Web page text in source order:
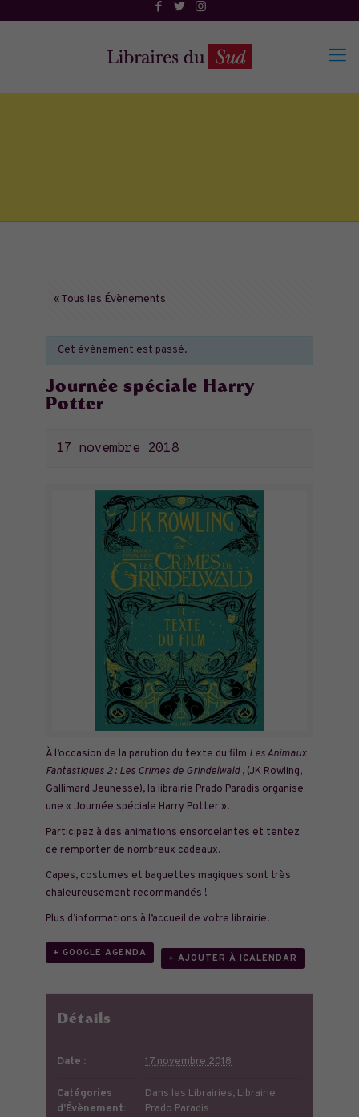
« Tous les Évènements
Cet évènement est passé.
Journée spéciale Harry
Potter
17 novembre 2018
À l’occasion de la parution du texte du film Les Animaux
Fantastiques 2 : Les Crimes de Grindelwald, (JK Rowling,
Gallimard Jeunesse), la librairie Prado Paradis organise
une « Journée spéciale Harry Potter »!
Participez à des animations ensorcelantes et tentez
de remporter de nombreux cadeaux.
Capes, costumes et baguettes magiques sont très
chaleureusement recommandés !
Plus d’informations à l’accueil de votre librairie.
+ GOOGLE AGENDA
+ AJOUTER À ICALENDAR
Détails
Date : 17 novembre 2018
Catégories
d’Évènement:
Dans les Librairies, Librairie
Prado Paradis